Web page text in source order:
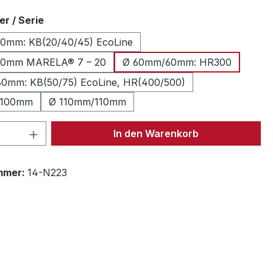
/ Serieauswählen
KB(20/40/45) EcoLine
MARELA® 7 – 20
Ø 60mm/60mm: HR300
KB(50/75) EcoLine, HR(400/500)
Ø 110mm/110mm
Anzahl: Gib den gewünschten Wert
In den Warenkorb
14-N223